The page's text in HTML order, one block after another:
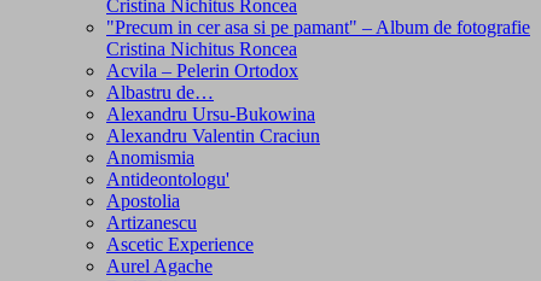
Cristina Nichitus Roncea
"Precum in cer asa si pe pamant" – Album de fotografie
Cristina Nichitus Roncea
Acvila – Pelerin Ortodox
Albastru de…
Alexandru Ursu-Bukowina
Alexandru Valentin Craciun
Anomismia
Antideontologu'
Apostolia
Artizanescu
Ascetic Experience
Aurel Agache